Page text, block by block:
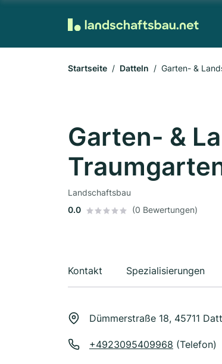
Startseite Datteln Garten- &
Garten- &
Landschaftsbau
0.0
(0 Bewertungen)
Kontakt Spezialisierungen
Dümmerstraße 18, 45711
+4923095409968 (Telefon)